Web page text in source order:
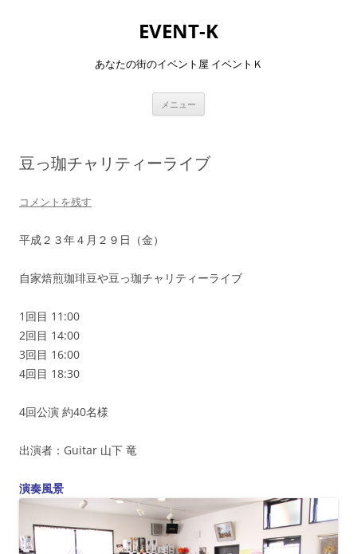
EVENT-K
あなたの街のイベント屋 イベントＫ
メニュー
豆っ珈チャリティーライブ
コメントを残す
平成２３年４月２９日（金）
自家焙煎珈琲豆や豆っ珈チャリティーライブ
1回目 11:00
2回目 14:00
3回目 16:00
4回目 18:30
4回公演 約40名様
出演者：Guitar 山下 竜
演奏風景